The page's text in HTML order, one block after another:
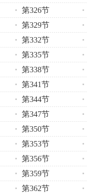
第326节
第329节
第332节
第335节
第338节
第341节
第344节
第347节
第350节
第353节
第356节
第359节
第362节